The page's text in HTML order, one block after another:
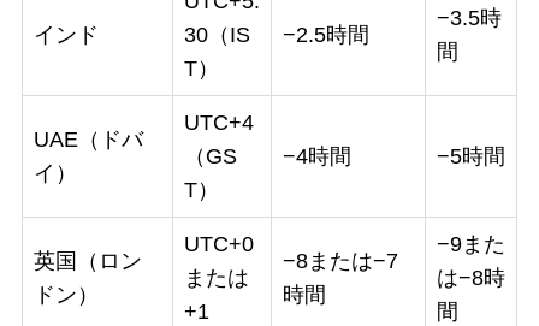
インド
30（IS
T）
−2.5時間
−3.5時
間
UAE（ドバ
イ）
UTC+4
（GS
T）
−4時間 −5時間
英国（ロン
ドン）
UTC+0
または
+1
−8または−7
時間
−9また
は−8時
間